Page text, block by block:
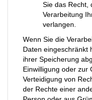
Sie das Recht,
Verarbeitung
verlangen.
Wenn Sie die
Daten eingeschränkt
ihrer Speicherung
Einwilligung oder zur
Verteidigung von
der Rechte einer